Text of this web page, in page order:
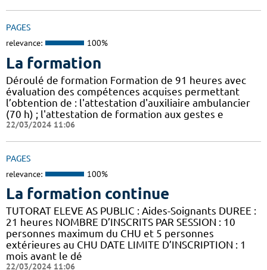
PAGES
relevance: 100%
La formation
Déroulé de formation Formation de 91 heures avec
évaluation des compétences acquises permettant
l’obtention de : l'attestation d'auxiliaire ambulancier
(70 h) ; l'attestation de formation aux gestes e
22/03/2024 11:06
PAGES
relevance: 100%
La formation continue
TUTORAT ELEVE AS PUBLIC : Aides-Soignants DUREE :
21 heures NOMBRE D’INSCRITS PAR SESSION : 10
personnes maximum du CHU et 5 personnes
extérieures au CHU DATE LIMITE D’INSCRIPTION : 1
mois avant le dé
22/03/2024 11:06